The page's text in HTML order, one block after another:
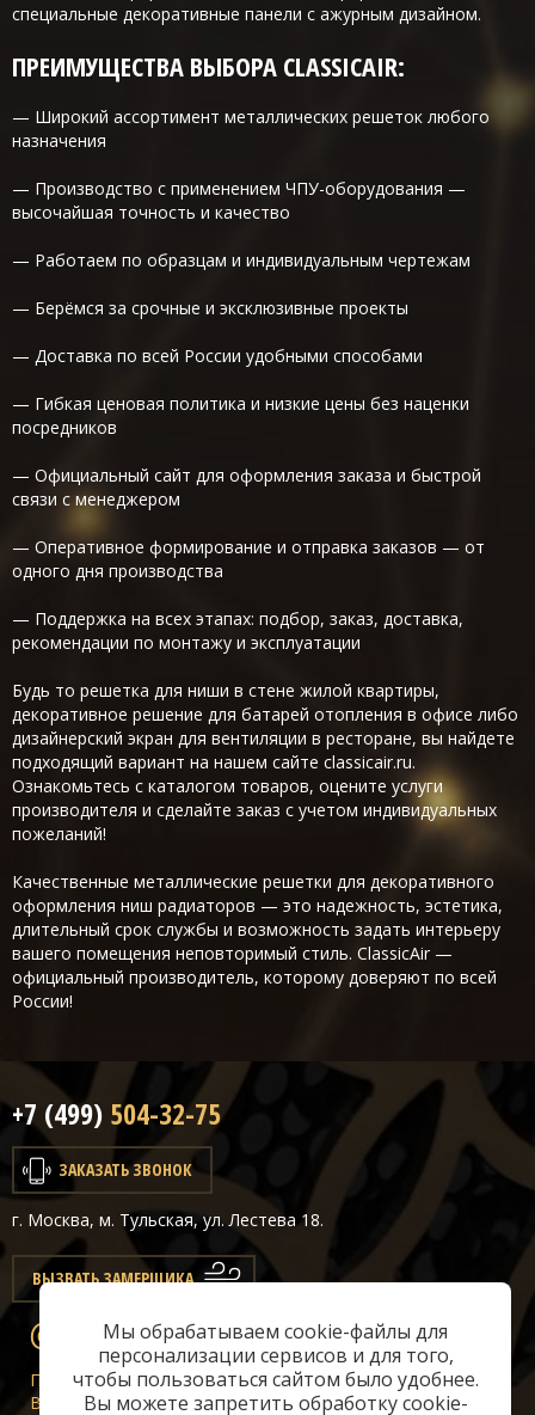
Мы обрабатываем cookie-файлы для
персонализации сервисов и для того,
чтобы пользоваться сайтом было удобнее.
Вы можете запретить обработку cookie-
специальные декоративные панели с ажурным дизайном.
ПРЕИМУЩЕСТВА ВЫБОРА CLASSICAIR:
— Широкий ассортимент металлических решеток любого
назначения
— Производство с применением ЧПУ-оборудования —
высочайшая точность и качество
— Работаем по образцам и индивидуальным чертежам
— Берёмся за срочные и эксклюзивные проекты
— Доставка по всей России удобными способами
— Гибкая ценовая политика и низкие цены без наценки
посредников
— Официальный сайт для оформления заказа и быстрой
связи с менеджером
— Оперативное формирование и отправка заказов — от
одного дня производства
— Поддержка на всех этапах: подбор, заказ, доставка,
рекомендации по монтажу и эксплуатации
Будь то решетка для ниши в стене жилой квартиры,
декоративное решение для батарей отопления в офисе либо
дизайнерский экран для вентиляции в ресторане, вы найдете
подходящий вариант на нашем сайте classicair.ru.
Ознакомьтесь с каталогом товаров, оцените услуги
производителя и сделайте заказ с учетом индивидуальных
пожеланий!
Качественные металлические решетки для декоративного
оформления ниш радиаторов — это надежность, эстетика,
длительный срок службы и возможность задать интерьеру
вашего помещения неповторимый стиль. ClassicAir —
официальный производитель, которому доверяют по всей
России!
+7 (499) 504-32-75
ЗАКАЗАТЬ ЗВОНОК
г. Москва, м. Тульская, ул. Лестева 18.
ВЫЗВАТЬ ЗАМЕРЩИКА
info@classicair.ru
Пн-Сб:10 — 20
Вс:
10 — 19